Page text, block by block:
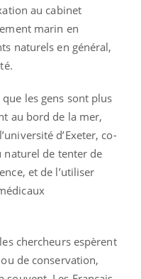
au cabinet
marin en
naturels en général,
les gens sont plus
au bord de la mer,
d’Exeter, co-
naturel de tenter de
et de l’utiliser
chercheurs espèrent
de conservation,